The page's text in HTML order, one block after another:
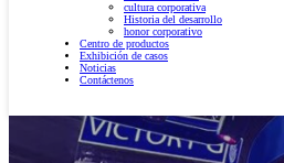
cultura corporativa
Historia del desarrollo
honor corporativo
Centro de productos
Exhibición de casos
Noticias
Contáctenos